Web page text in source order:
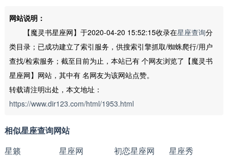
网站说明：
【魔灵书星座网】于2020-04-20 15:52:15收录在星座查询分
类目录；已成功建立了索引服务，供搜索引擎抓取/蜘蛛爬行/用户
查找/检索服务；截至目前为止，本站已有 个网友浏览了【魔灵书
星座网】网站，其中有 名网友为该网站点赞。
转载请注明出处，本文地址：
https://www.dir123.com/html/1953.html
相似星座查询网站
星籁
星座网 初恋星座网
星座秀